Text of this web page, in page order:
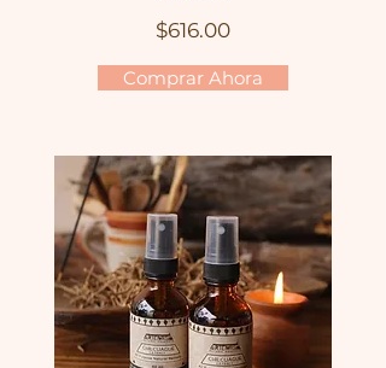
$616.00
Comprar Ahora